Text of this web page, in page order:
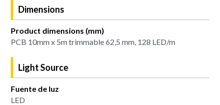
Dimensions
Product dimensions (mm)
PCB 10mm x 5m trimmable 62,5 mm, 128 LED/m
Light Source
Fuente de luz
LED